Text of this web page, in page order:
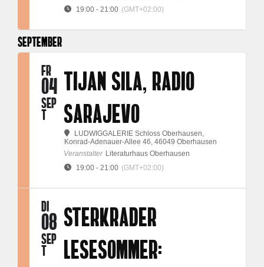
19:00 - 21:00 (GMT+02:00)
SEPTEMBER
FR
04
SEP
T
TIJAN SILA, RADIO
SARAJEVO
LUDWIGGALERIE Schloss Oberhausen
Konrad-Adenauer-Allee 46, 46049 Oberhausen
Veranstalter Literaturhaus Oberhausen
19:00 - 21:00 (GMT+02:00)
DI
08
SEP
T
STERKRADER
LESESOMMER: